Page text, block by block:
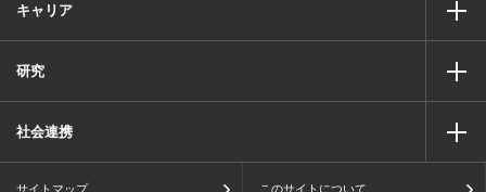
キャリア
研究
社会連携
サイトマップ このサイトについて